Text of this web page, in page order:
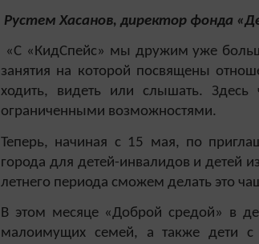
Рустем Хасанов, директор фонда
«С «КидСпейс» мы дружим уже
занятия на которой посвящены
ходить, видеть или слышать.
ограниченными возможностями.
Теперь, начиная с 15 мая, по
города для детей-инвалидов и детей
летнего периода сможем делать это
В этом месяце «Доброй средой» в
малоимущих семей, а также дети с